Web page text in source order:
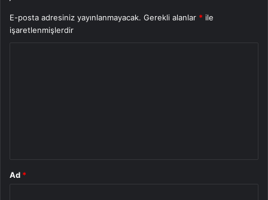
E-posta adresiniz yayınlanmayacak. Gerekli alanlar * ile
işaretlenmişlerdir
Ad *